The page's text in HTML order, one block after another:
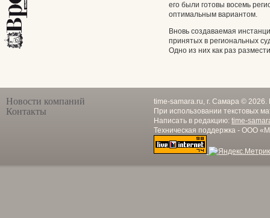
его были готовы восемь
оптимальным вариантом.
Вновь создаваемая
принятых в региональных
Одно из них как раз
Новости компаний
Контакты
time-samara.ru, г. Самара ©
При использовании текстовых
Написать в редакцию: time-
Техническая поддержка - ООО